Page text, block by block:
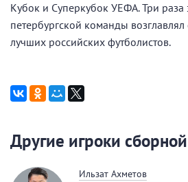
Кубок и Суперкубок УЕФА. Три раза
петербургской команды
лучших российских футболистов.
Другие игроки сборной
Ильзат Ахметов